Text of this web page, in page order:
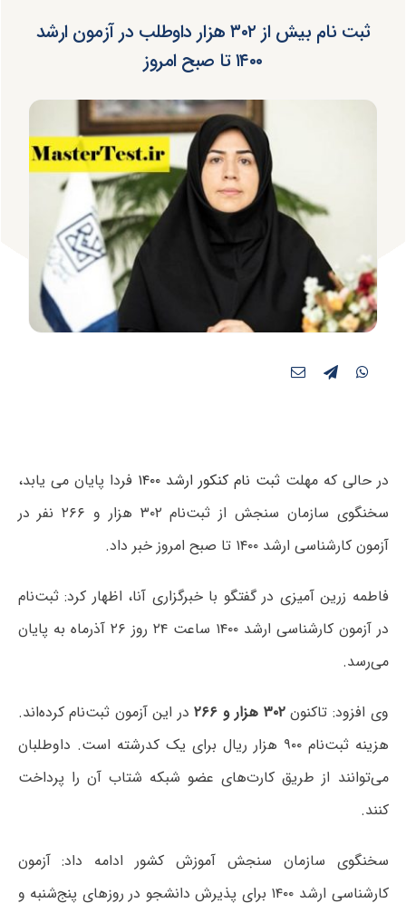
ثبت نام بیش از ۳۰۲ هزار داوطلب در آزمون ارشد
۱۴۰۰ تا صبح امروز
در حالی که مهلتثبت نام کنکور ارشد ۱۴۰۰
فردا پایان می یابد،
سخنگوی سازمان سنجش از ثبت‌نام ۳۰۲ هزار و ۲۶۶ نفر در
آزمون کارشناسی ارشد ۱۴۰۰ تا صبح امروز خبر داد.
فاطمه زرین آمیزی در گفتگو با خبرگزاری آنا، اظهار کرد: ثبت‌نام
در آزمون کارشناسی ارشد ۱۴۰۰ ساعت ۲۴ روز ۲۶ آذرماه به پایان
می‌رسد.
وی افزود: تاکنون۳۰۲ هزار و ۲۶۶
در این آزمون ثبت‌نام کرده‌اند.
هزینه ثبت‌نام ۹۰۰ هزار ریال برای یک کدرشته است. داوطلبان
می‌توانند از طریق کارت‌های عضو شبکه شتاب آن را پرداخت
کنند.
سخنگوی سازمان سنجش آموزش کشور ادامه داد: آزمون
کارشناسی ارشد ۱۴۰۰ برای پذیرش دانشجو در روزهای پنج‌شنبه و